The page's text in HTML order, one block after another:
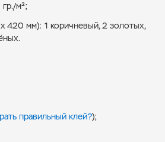
м²;
420 мм): 1 коричневый, 2 золотых,
правильный клей?);